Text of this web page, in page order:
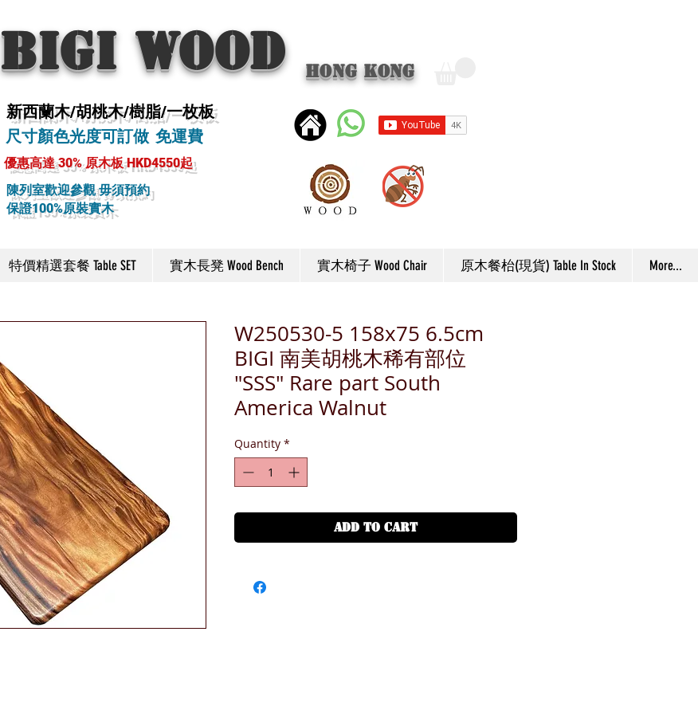
BIGI wood Hong Kong
新西蘭木/胡桃木/樹脂/一枚板
尺寸顏色光度可訂做 免運費
優惠高達 30% 原木板 HKD4550起
陳列室歡迎參觀 毋須預約
保證100%原裝實木
特價精選套餐 Table SET 實木長凳 Wood Bench 實木椅子 Wood Chair 原木餐枱(現貨) Table In Stock More...
W250530-5 158x75 6.5cm
BIGI 南美胡桃木稀有部位
"SSS" Rare part South
America Walnut
Quantity *
ADD TO CART